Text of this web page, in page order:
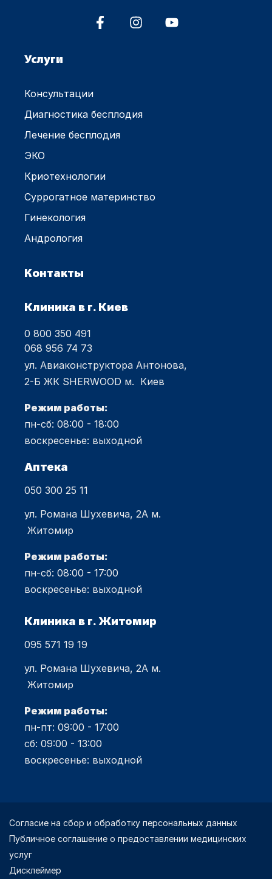
Услуги
Консультации
Диагностика бесплодия
Лечение бесплодия
ЭКО
Криотехнологии
Суррогатное материнство
Гинекология
Андрология
Контакты
Клиника в г. Киев
0 800 350 491
068 956 74 73
ул. Авиаконструктора Антонова,
2-Б ЖК SHERWOOD м. Киев
Режим работы:
пн-сб: 08:00 - 18:00
воскресенье: выходной
Аптека
050 300 25 11
ул. Романа Шухевича, 2А м.
Житомир
Режим работы:
пн-сб: 08:00 - 17:00
воскресенье: выходной
Клиника в г. Житомир
095 571 19 19
ул. Романа Шухевича, 2А м.
Житомир
Режим работы:
пн-пт: 09:00 - 17:00
сб: 09:00 - 13:00
воскресенье: выходной
Согласие на сбор и обработку персональных данных
Публичное соглашение о предоставлении медицинских
услуг
Дисклеймер